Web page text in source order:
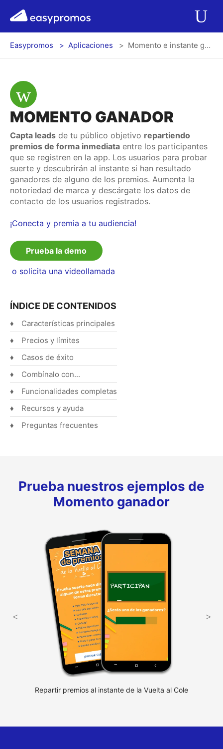
easypromos Ir al contenido
Aplicaciones
Soluciones
Integraciones
Precios
Contacto
Blog
English
Log In Registrarse
menú
Easypromos Aplicaciones Momento e instante ganador para Facebook y Twitter
MOMENTO GANADOR
Capta leads de tu público objetivo repartiendo
premios de forma inmediata entre los participantes
que se registren en la app. Los usuarios para probar
suerte y descubrirán al instante si han resultado
ganadores de alguno de los premios. Aumenta la
notoriedad de marca y descárgate los datos de
contacto de los usuarios registrados.
¡Conecta y premia a tu audiencia!
Prueba la demo
o solicita una videollamada
ÍNDICE DE CONTENIDOS
Características principales
Precios y límites
Casos de éxito
Combínalo con...
Funcionalidades completas
Recursos y ayuda
Preguntas frecuentes
Prueba nuestros ejemplos de
Momento ganador
Repartir premios al instante de la Vuelta al Cole